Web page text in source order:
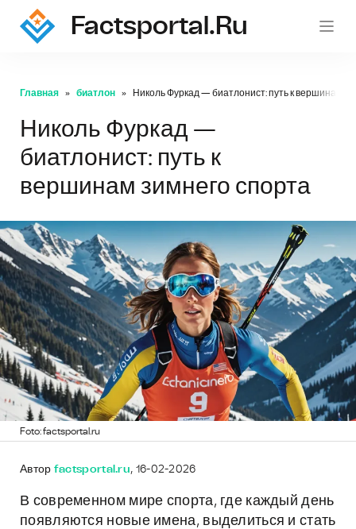
Factsportal.ru
Главная биатлон Николь Фуркад — биатлонист: путь к вершинам
Николь Фуркад —
биатлонист: путь к
вершинам зимнего спорта
Foto: factsportal.ru
Автор factsportal.ru, 16-02-2026
В современном мире спорта, где каждый день
появляются новые имена, выделиться и стать